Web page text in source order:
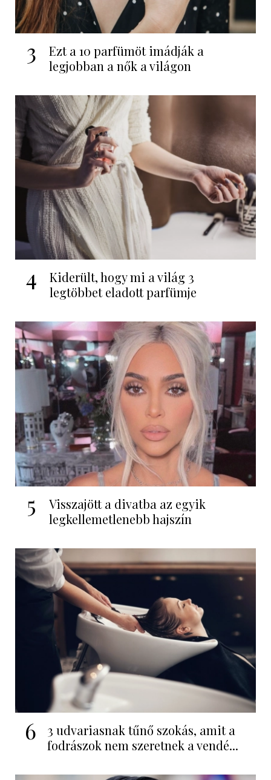
3
Ezt a 10 parfümöt imádják a
legjobban a nők a világon
4
Kiderült, hogy mi a világ 3
legtöbbet eladott parfümje
5
Visszajött a divatba az egyik
legkellemetlenebb hajszín
6
3 udvariasnak tűnő szokás, amit a
fodrászok nem szeretnek a vendé...